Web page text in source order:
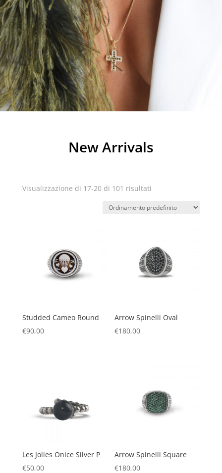
New Arrivals
Visualizzazione di 17-20 di 101 risultati
Studded Cameo Round
€90,00
Arrow Spinelli Oval
€180,00
Les Jolies Onice Silver P
€50,00
Arrow Spinelli Square
€180,00